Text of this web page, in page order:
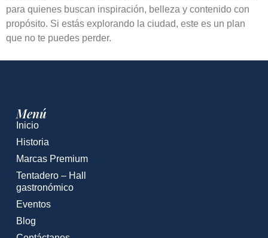
para quienes buscan inspiración, belleza y contenido con
propósito. Si estás explorando la ciudad, este es un plan
que no te puedes perder.
Menú
Inicio
Historia
Marcas Premium
Tentadero – Hall
gastronómico
Eventos
Blog